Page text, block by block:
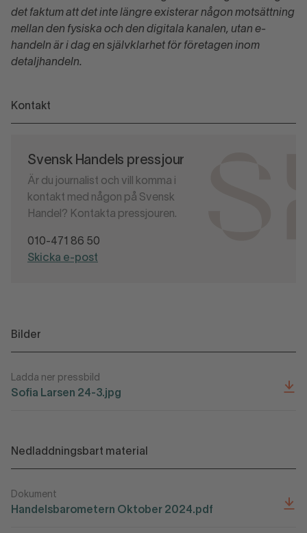
det faktum att det inte längre existerar någon motsättning
mellan den fysiska och den digitala kanalen, utan e-
handeln är i dag en självklarhet för företagen inom
detaljhandeln.
Kontakt
Svensk Handels pressjour
Är du journalist och vill komma i
kontakt med någon på Svensk
Handel? Kontakta pressjouren.
010-471 86 50
Skicka e-post
Bilder
Ladda ner pressbild
Sofia Larsen 24-3.jpg
Nedladdningsbart material
Dokument
Handelsbarometern Oktober 2024.pdf